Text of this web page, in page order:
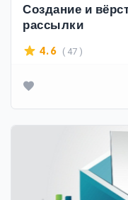
Создание и
рассылки
4.6 ( 47 )